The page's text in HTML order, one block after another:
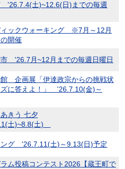
'26.7.4(土)~12.6(日)までの毎週
ィックウォーキング ※7月～12月
開催
'26.7月~12月までの毎週日曜日
企画展「伊達政宗からの挑戦状
ズに答えよ！」 '26.7.10(金)～
きう 七夕
土)~8.8(土)
ング '26.7.11(土)～9.13(日)予定
ム投稿コンテスト2026【蔵王町で